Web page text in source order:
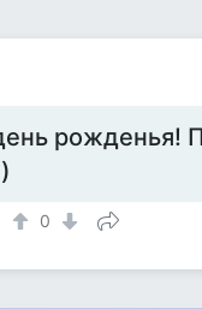
рожденья!
0